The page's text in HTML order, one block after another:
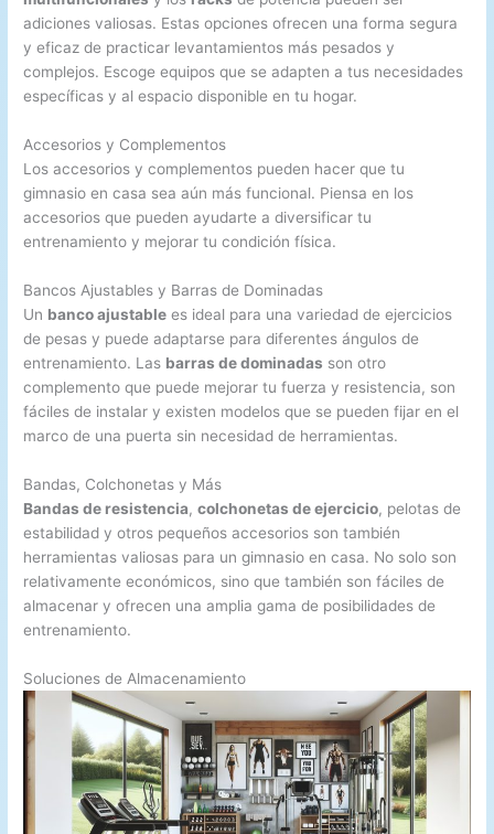
adiciones valiosas. Estas opciones ofrecen una forma segura
y eficaz de practicar levantamientos más pesados y
complejos. Escoge equipos que se adapten a tus necesidades
específicas y al espacio disponible en tu hogar.
Accesorios y Complementos
Los accesorios y complementos pueden hacer que tu
gimnasio en casa sea aún más funcional. Piensa en los
accesorios que pueden ayudarte a diversificar tu
entrenamiento y mejorar tu condición física.
Bancos Ajustables y Barras de Dominadas
Un banco ajustable es ideal para una variedad de ejercicios
de pesas y puede adaptarse para diferentes ángulos de
entrenamiento. Las barras de dominadas son otro
complemento que puede mejorar tu fuerza y resistencia, son
fáciles de instalar y existen modelos que se pueden fijar en el
marco de una puerta sin necesidad de herramientas.
Bandas, Colchonetas y Más
Bandas de resistencia,colchonetas de ejercicio, pelotas de
estabilidad y otros pequeños accesorios son también
herramientas valiosas para un gimnasio en casa. No solo son
relativamente económicos, sino que también son fáciles de
almacenar y ofrecen una amplia gama de posibilidades de
entrenamiento.
Soluciones de Almacenamiento